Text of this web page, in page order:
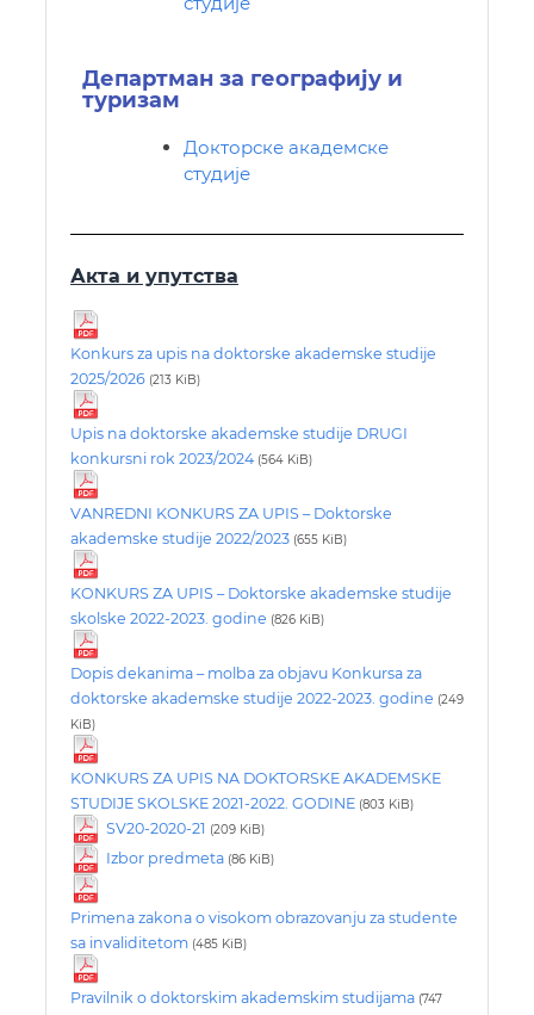
Департман за географију и
туризам
Докторске академске
студије
Акта и упутства
Konkurs za upis na doktorske akademske studije
2025/2026 (213 KiB)
Upis na doktorske akademske studije DRUGI
konkursni rok 2023/2024 (564 KiB)
VANREDNI KONKURS ZA UPIS – Doktorske
akademske studije 2022/2023 (655 KiB)
KONKURS ZA UPIS – Doktorske akademske studije
skolske 2022-2023. godine (826 KiB)
Dopis dekanima – molba za objavu Konkursa za
doktorske akademske studije 2022-2023. godine (249
KiB)
KONKURS ZA UPIS NA DOKTORSKE AKADEMSKE
STUDIJE SKOLSKE 2021-2022. GODINE (803 KiB)
SV20-2020-21 (209 KiB)
Izbor predmeta (86 KiB)
Primena zakona o visokom obrazovanju za studente
sa invaliditetom (485 KiB)
Pravilnik o doktorskim akademskim studijama (747